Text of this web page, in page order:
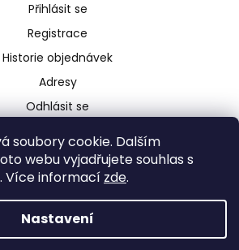
soubory cookie. Dalším
webu vyjadřujete souhlas s
Více informací zde.
Nastavení
Přihlásit se
Registrace
Historie objednávek
Adresy
Odhlásit se
REJ Media